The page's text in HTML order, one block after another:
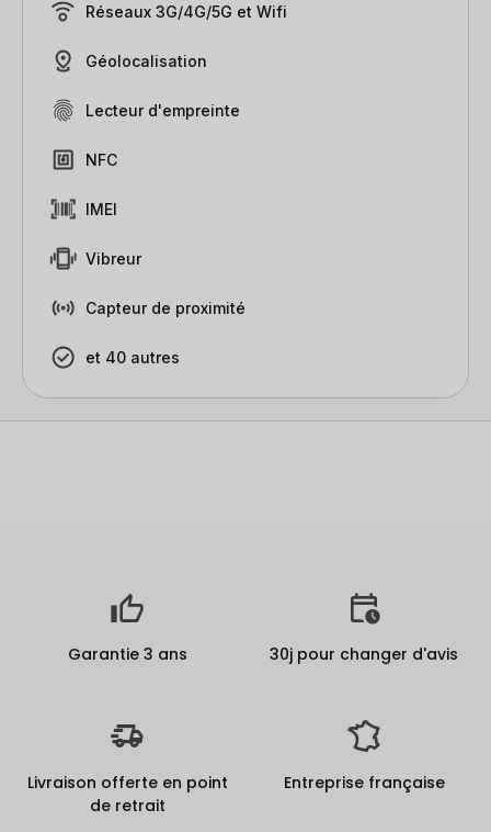
Réseaux 3G/4G/5G et Wifi
Géolocalisation
Lecteur d'empreinte
NFC
IMEI
Vibreur
Capteur de proximité
et 40 autres
Garantie 3 ans 30j pour changer d'avis
Livraison offerte en point
de retrait
Entreprise française